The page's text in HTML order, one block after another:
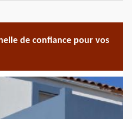
de confiance pour vos